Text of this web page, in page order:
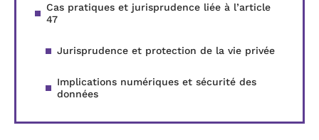
Cas pratiques et jurisprudence liée à l’article
47
Jurisprudence et protection de la vie privée
Implications numériques et sécurité des
données